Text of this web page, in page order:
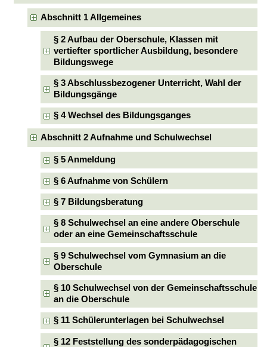
Abschnitt 1 Allgemeines
§ 2 Aufbau der Oberschule, Klassen mit
vertiefter sportlicher Ausbildung, besondere
Bildungswege
§ 3 Abschlussbezogener Unterricht, Wahl der
Bildungsgänge
§ 4 Wechsel des Bildungsganges
Abschnitt 2 Aufnahme und Schulwechsel
§ 5 Anmeldung
§ 6 Aufnahme von Schülern
§ 7 Bildungsberatung
§ 8 Schulwechsel an eine andere Oberschule
oder an eine Gemeinschaftsschule
§ 9 Schulwechsel vom Gymnasium an die
Oberschule
§ 10 Schulwechsel von der Gemeinschaftsschule
an die Oberschule
§ 11 Schülerunterlagen bei Schulwechsel
§ 12 Feststellung des sonderpädagogischen